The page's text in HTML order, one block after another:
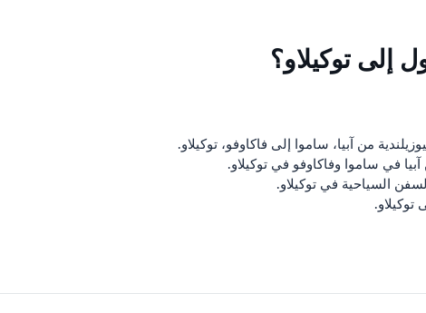
إلى توكيلاو؟
من آبيا، ساموا إلى فاكاوفو، توكيلاو.
في ساموا وفاكاوفو في توكيلاو.
السياحية في توكيلاو.
توكيلاو.